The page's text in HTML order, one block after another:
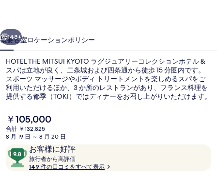
ュ
ア
リ
ー
コ
ク
シ
ョ
ン
次へ
148+
概要客室ロケーションポリシー
HOTEL THE MITSUI KYOTO ラグジュアリーコレクションホテル &
スパは立地が良く、二条城および四条通から徒歩 15 分圏内です。
スポーツ マッサージやボディ トリートメントを楽しめるスパをご
利用いただけるほか、3 か所のレストランがあり、フランス料理を
提供する都季（TOKI）ではディナーをお召し上がりいただけます。
ラブ (スタッフ常駐)、および24 時間営業のフィットネスセンターな
どが、この高級ホテルに備わっています。旅行者は親切なスタッフ
を高く評価しています。周辺ではさまざまな公共交通機関を利用で
きます。地下鉄 二条城前駅までは 4 分、地下鉄烏丸御池駅までは 9
分です。
現
在
の
金
は
￥105,000
￥105,000
合計 ￥132,825
8 月 19 日 ～ 8 月 20 日
口
コ
ミ
お客様に好評
10
段
階
旅行者から高評価
行
149 件の口コミをすべて表示